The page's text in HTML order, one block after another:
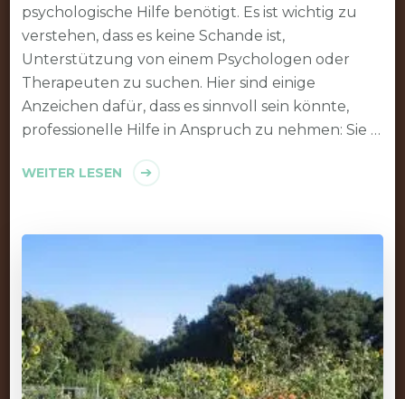
psychologische Hilfe benötigt. Es ist wichtig zu
verstehen, dass es keine Schande ist,
Unterstützung von einem Psychologen oder
Therapeuten zu suchen. Hier sind einige
Anzeichen dafür, dass es sinnvoll sein könnte,
professionelle Hilfe in Anspruch zu nehmen: Sie …
WEITER LESEN